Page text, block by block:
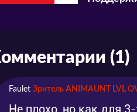
(1)
Faulet Зритель ANIMAUNT LVL
Не плохо, но как для